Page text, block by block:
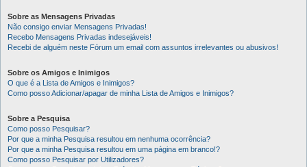
Sobre as Mensagens Privadas
Não consigo enviar Mensagens Privadas!
Recebo Mensagens Privadas indesejáveis!
Recebi de alguém neste Fórum um email com assuntos irrelevantes ou abusivos!
Sobre os Amigos e Inimigos
O que é a Lista de Amigos e Inimigos?
Como posso Adicionar/apagar de minha Lista de Amigos e Inimigos?
Sobre a Pesquisa
Como posso Pesquisar?
Por que a minha Pesquisa resultou em nenhuma ocorrência?
Por que a minha Pesquisa resultou em uma página em branco!?
Como posso Pesquisar por Utilizadores?